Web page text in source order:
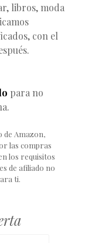
libros, moda
con el
para no
de Amazon,
las compras
los requisitos
de afiliado no
ti.